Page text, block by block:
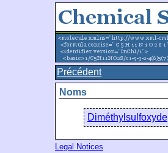
Précédent
Noms
Diméthylsulfoxyde
Legal Notices